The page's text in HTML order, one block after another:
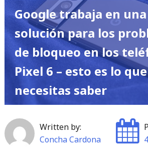
Google trabaja en una
solución para los
de bloqueo en los
Pixel 6 – esto es lo que
necesitas saber
Written by:
Concha Cardona